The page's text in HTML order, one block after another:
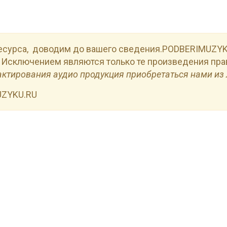
доводим до вашего
являются только те произведения
аудио продукция приобретаться нами